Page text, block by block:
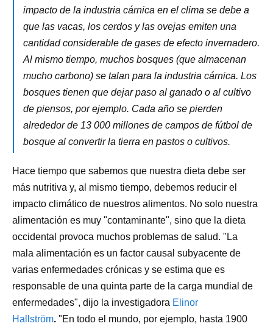
impacto de la industria cárnica en el clima se debe a
que las vacas, los cerdos y las ovejas emiten una
cantidad considerable de gases de efecto invernadero.
Al mismo tiempo, muchos bosques (que almacenan
mucho carbono) se talan para la industria cárnica. Los
bosques tienen que dejar paso al ganado o al cultivo
de piensos, por ejemplo. Cada año se pierden
alrededor de 13 000 millones de campos de fútbol de
bosque al convertir la tierra en pastos o cultivos.
Hace tiempo que sabemos que nuestra dieta debe ser
más nutritiva y, al mismo tiempo, debemos reducir el
impacto climático de nuestros alimentos. No solo nuestra
alimentación es muy "contaminante", sino que la dieta
occidental provoca muchos problemas de salud. "La
mala alimentación es un factor causal subyacente de
varias enfermedades crónicas y se estima que es
responsable de una quinta parte de la carga mundial de
enfermedades", dijo la investigadora Elinor
Hallström. "En todo el mundo, por ejemplo, hasta 1900